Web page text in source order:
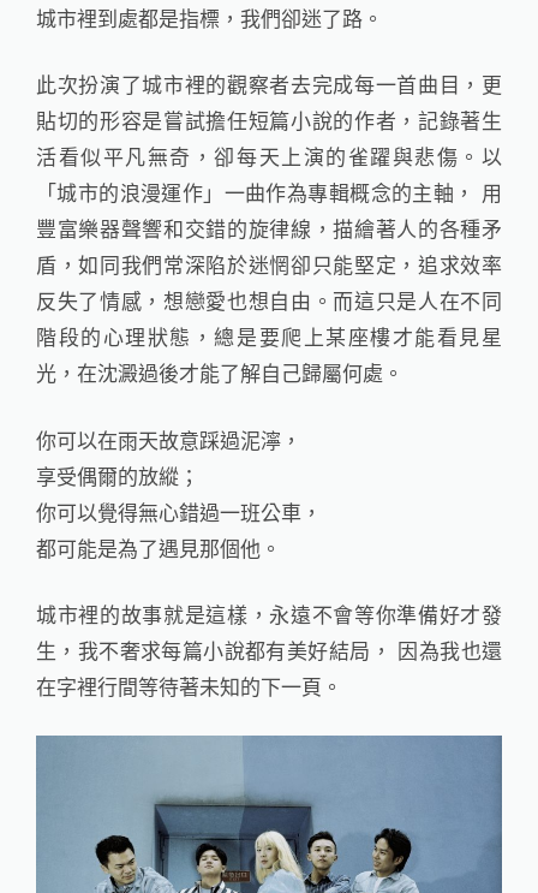
城市裡到處都是指標，我們卻迷了路。
此次扮演了城市裡的觀察者去完成每一首曲目，更
貼切的形容是嘗試擔任短篇小說的作者，記錄著生
活看似平凡無奇，卻每天上演的雀躍與悲傷。以
「城市的浪漫運作」一曲作為專輯概念的主軸， 用
豐富樂器聲響和交錯的旋律線，描繪著人的各種矛
盾，如同我們常深陷於迷惘卻只能堅定，追求效率
反失了情感，想戀愛也想自由。而這只是人在不同
階段的心理狀態，總是要爬上某座樓才能看見星
光，在沈澱過後才能了解自己歸屬何處。
你可以在雨天故意踩過泥濘，
享受偶爾的放縱；
你可以覺得無心錯過一班公車，
都可能是為了遇見那個他。
城市裡的故事就是這樣，永遠不會等你準備好才發
生，我不奢求每篇小說都有美好結局， 因為我也還
在字裡行間等待著未知的下一頁。